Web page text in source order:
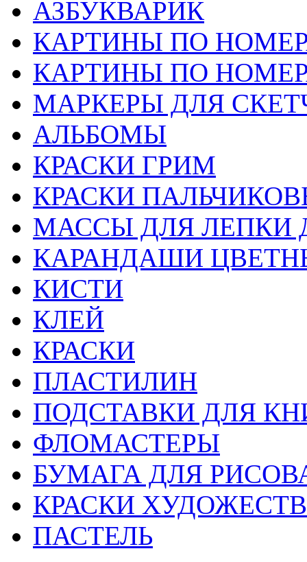
АЗБУКВАРИК
КАРТИНЫ ПО
КАРТИНЫ ПО
МАРКЕРЫ ДЛЯ
АЛЬБОМЫ
КРАСКИ ГРИМ
КРАСКИ
МАССЫ ДЛЯ ЛЕПКИ
КАРАНДАШИ
КИСТИ
КЛЕЙ
КРАСКИ
ПЛАСТИЛИН
ПОДСТАВКИ ДЛЯ
ФЛОМАСТЕРЫ
БУМАГА ДЛЯ
КРАСКИ
ПАСТЕЛЬ